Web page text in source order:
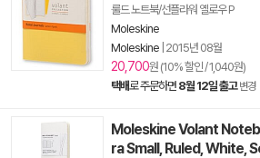
룰드 노트북/선플라워 옐로우 P
Moleskine
Moleskine 2015년 08월
20,700원 (10% 할인 / 1,040원)
택배로 주문하면 8월 12일 출고 변경
Moleskine Volant
ra Small, Ruled, White,